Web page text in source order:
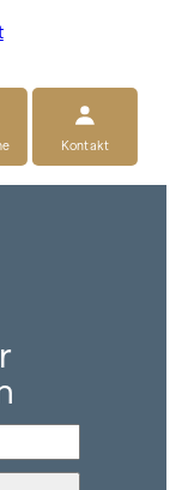
Kontakt